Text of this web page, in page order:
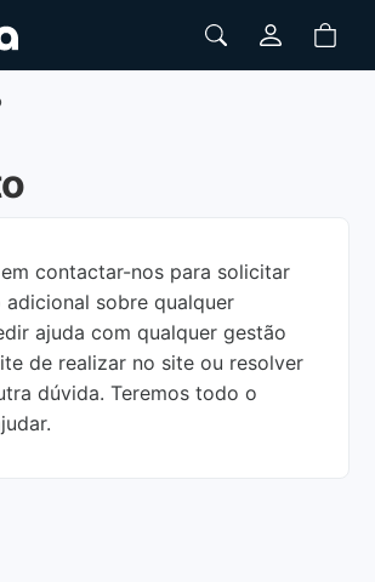
contactar-nos para solicitar
adicional sobre qualquer
ajuda com qualquer gestão
de realizar no site ou resolver
dúvida. Teremos todo o